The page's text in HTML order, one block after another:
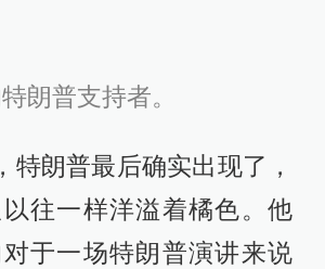
朗普支持者。
特朗普最后确实出现了，
往一样洋溢着橘色。他
于一场特朗普演讲来说